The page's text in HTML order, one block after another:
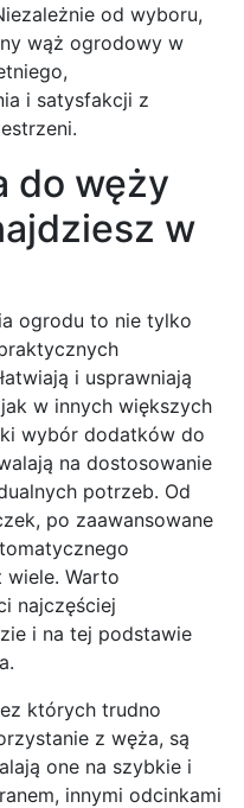
od wyboru,
wąż ogrodowy w
i satysfakcji z
do węży
w
ogrodu to nie tylko
i usprawniają
w innych większych
wybór dodatków do
na dostosowanie
potrzeb. Od
po zaawansowane
wiele. Warto
najczęściej
i na tej podstawie
których trudno
z węża, są
one na szybkie i
innymi odcinkami